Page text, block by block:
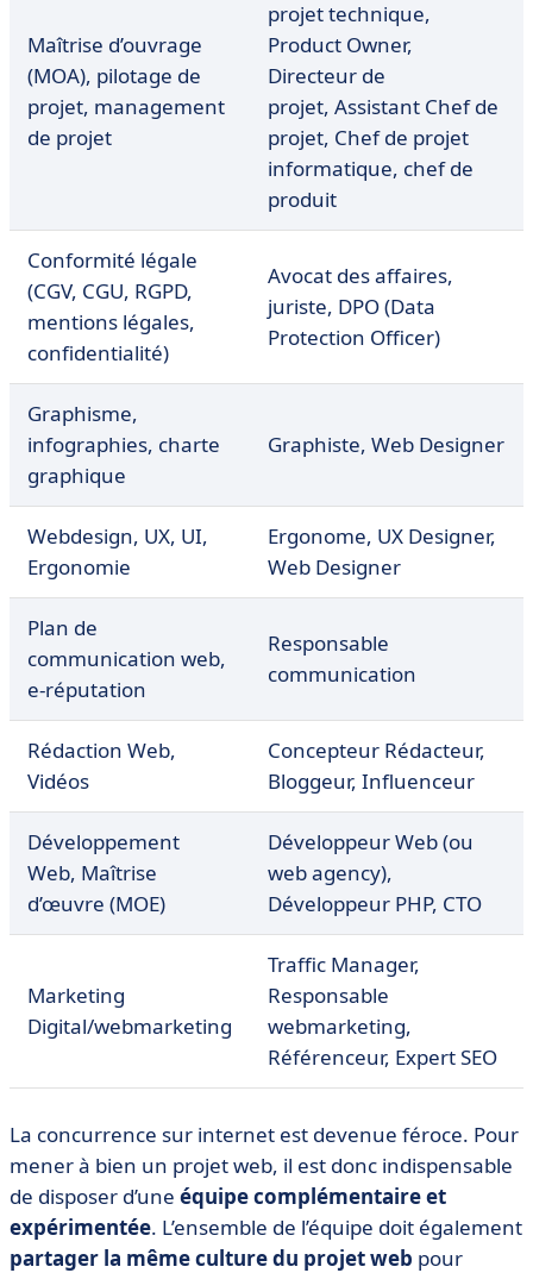
Maîtrise d’ouvrage
(MOA), pilotage de
projet, management
de projet
projet technique,
Product Owner,
Directeur de
projet, Assistant Chef de
projet, Chef de projet
informatique, chef de
produit
Conformité légale
(CGV, CGU, RGPD,
mentions légales,
confidentialité)
Avocat des affaires,
juriste, DPO (Data
Protection Officer)
Graphisme,
infographies, charte
graphique
Graphiste, Web Designer
Webdesign, UX, UI,
Ergonomie
Ergonome, UX Designer,
Web Designer
Plan de
communication web,
e-réputation
Responsable
communication
Rédaction Web,
Vidéos
Concepteur Rédacteur,
Bloggeur, Influenceur
Développement
Web, Maîtrise
d’œuvre (MOE)
Développeur Web (ou
web agency),
Développeur PHP, CTO
Marketing
Digital/webmarketing
Traffic Manager,
Responsable
webmarketing,
Référenceur, Expert SEO
La concurrence sur internet est devenue féroce. Pour
mener à bien un projet web, il est donc indispensable
de disposer d’une équipe complémentaire et
expérimentée. L’ensemble de l’équipe doit également
partager la même culture du projet web pour